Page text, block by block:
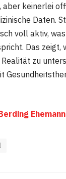
aber keinerlei
Daten.
voll aktiv,
Das zeigt,
zu
Ehemann